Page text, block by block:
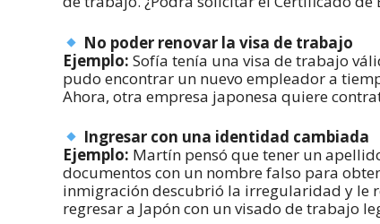
No poder renovar la visa de trabajo
Ejemplo: Sofía tenía una visa de trabajo
pudo encontrar un nuevo empleador a
Ahora, otra empresa japonesa quiere
Ingresar con una identidad cambiada
Ejemplo: Martín pensó que tener un
documentos con un nombre falso para
inmigración descubrió la irregularidad y le
regresar a Japón con un visado de trabajo